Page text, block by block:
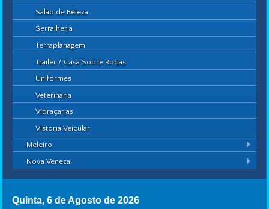
Salão de Beleza
Serralheria
Terraplanagem
Trailer / Casa Sobre Rodas
Uniformes
Veterinária
Vidraçarias
Vistoria Veicular
Meleiro
Nova Veneza
Quinta, 6 de Agosto de 2026